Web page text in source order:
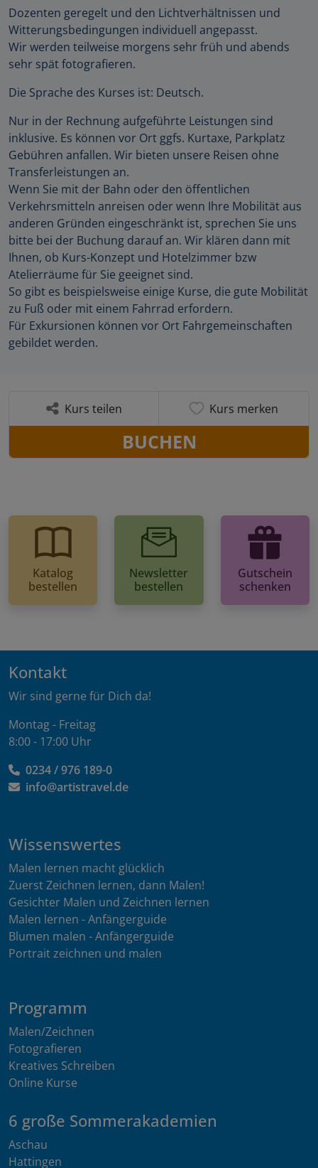
Dozenten geregelt und den Lichtverhältnissen und
Witterungsbedingungen individuell angepasst.
Wir werden teilweise morgens sehr früh und abends
sehr spät fotografieren.
Die Sprache des Kurses ist: Deutsch.
Nur in der Rechnung aufgeführte Leistungen sind
inklusive. Es können vor Ort ggfs. Kurtaxe, Parkplatz
Gebühren anfallen. Wir bieten unsere Reisen ohne
Transferleistungen an.
Wenn Sie mit der Bahn oder den öffentlichen
Verkehrsmitteln anreisen oder wenn Ihre Mobilität aus
anderen Gründen eingeschränkt ist, sprechen Sie uns
bitte bei der Buchung darauf an. Wir klären dann mit
Ihnen, ob Kurs-Konzept und Hotelzimmer bzw
Atelierräume für Sie geeignet sind.
So gibt es beispielsweise einige Kurse, die gute Mobilität
zu Fuß oder mit einem Fahrrad erfordern.
Für Exkursionen können vor Ort Fahrgemeinschaften
gebildet werden.
Kurs teilen Kurs merken
BUCHEN
Katalog
bestellen
Newsletter
bestellen
Gutschein
schenken
Kontakt
Wir sind gerne für Dich da!
Montag - Freitag
8:00 - 17:00 Uhr
0234 / 976 189-0
info@artistravel.de
Wissenswertes
Malen lernen macht glücklich
Zuerst Zeichnen lernen, dann Malen!
Gesichter Malen und Zeichnen lernen
Malen lernen - Anfängerguide
Blumen malen - Anfängerguide
Portrait zeichnen und malen
Programm
Malen/Zeichnen
Fotografieren
Kreatives Schreiben
Online Kurse
6 große Sommerakademien
Aschau
Hattingen